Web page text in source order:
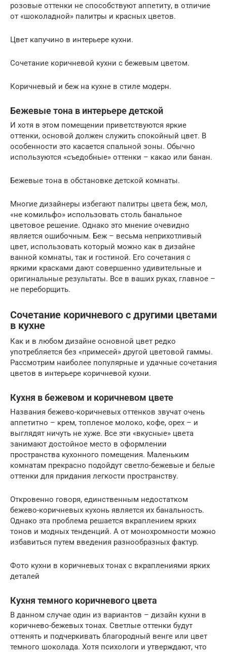
розовые оттенки не способствуют аппетиту, в отличие
от «шоколадной» палитры и красных цветов.
Цвет капучино в интерьере кухни.
Сочетание коричневой кухни с бежевым цветом.
Коричневый и беж на кухне в стиле модерн.
Бежевые тона в интерьере детской
И хотя в этом помещении приветствуются яркие
оттенки, основой должен служить спокойный цвет. В
особенности это касается спальной зоны. Обычно
используются «съедобные» оттенки – какао или банан.
Бежевые тона в обстановке детской комнаты.
Многие дизайнеры избегают палитры цвета беж, мол,
«не комильфо» использовать столь банальное
цветовое решение. Однако это мнение очевидно
является ошибочным. Беж – весьма неприхотливый
цвет, использовать который можно как в дизайне
ванной комнаты, так и гостиной. Его сочетания с
яркими красками дают совершенно удивительные и
оригинальные результаты. Все в ваших руках, главное –
не переборщить.
Сочетание коричневого с другими цветами
в кухне
Как и в любом дизайне основной цвет редко
употребляется без «примесей» другой цветовой гаммы.
Рассмотрим наиболее популярные и удачные сочетания
цветов в интерьере коричневой кухни.
Кухня в бежевом и коричневом цвете
Названия бежево-коричневых оттенков звучат очень
аппетитно – крем, топленое молоко, кофе, орех – и
выглядят ничуть не хуже. Все эти «вкусные» цвета
занимают достойное место в оформлении
пространства кухонного помещения. Маленьким
комнатам прекрасно подойдут светло-бежевые и белые
оттенки для придания легкости пространству.
Откровенно говоря, единственным недостатком
бежево-коричневых кухонь является их банальность.
Однако эта проблема решается вкраплением ярких
тонов и модных тенденций. А от монохромности можно
избавиться путем введения разнообразных фактур.
Фото кухни в коричневых тонах с вкраплениями ярких
деталей
Кухня темного коричневого цвета
В данном случае один из вариантов – дизайн кухни в
коричнево-бежевых тонах. Светлые оттенки будут
оттенять и подчеркивать благородный венге или цвет
темного шоколада. Хотя психологи и утверждают, что